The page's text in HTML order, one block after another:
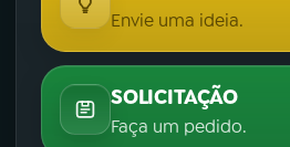
Envie uma ideia.
SOLICITAÇÃO
Faça um pedido.